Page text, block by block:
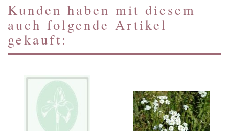
Kunden haben mit diesem
auch folgende Artikel
gekauft: